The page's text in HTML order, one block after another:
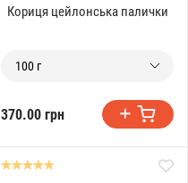
Кориця цейлонська палички
100 г
370.00 грн